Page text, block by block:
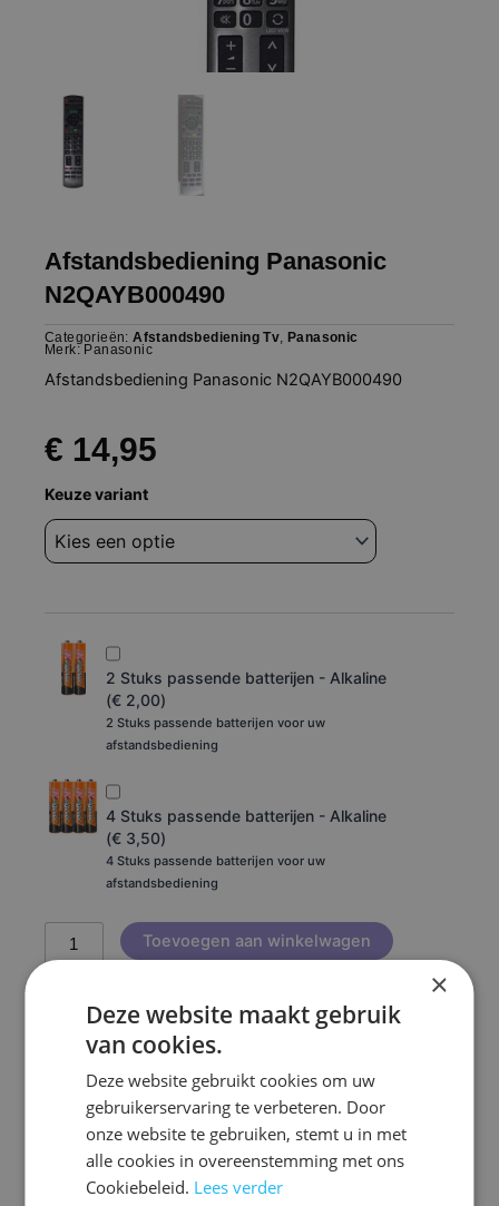
Afstandsbediening Panasonic
N2QAYB000490
Categorieën: Afstandsbediening Tv ,Panasonic
Merk: Panasonic
Afstandsbediening Panasonic N2QAYB000490
€ 14,95
Keuze variant
2 Stuks passende batterijen - Alkaline
(€ 2,00)
2 Stuks passende batterijen voor uw
afstandsbediening
4 Stuks passende batterijen - Alkaline
(€ 3,50)
4 Stuks passende batterijen voor uw
afstandsbediening
Afstandsbediening
Panasonic
N2QAYB000490
aantal
Toevoegen aan winkelwagen
Afstandsbediening Panasonic N2QAYB000490
PANASONICTX-L32GA11
PANASONIC TX-P42G20B
PANASONICTX-P42G20E
PANASONICTX-P42GF12
×
Deze website maakt gebruik
van cookies.
Deze website gebruikt cookies om uw
gebruikerservaring te verbeteren. Door
onze website te gebruiken, stemt u in met
alle cookies in overeenstemming met ons
Cookiebeleid. Lees verder